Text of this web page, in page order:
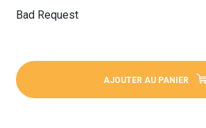
Bad Request
AJOUTER AU PANIER